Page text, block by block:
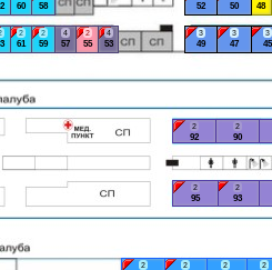
2
2
2
2
3
45
3
47
48
3
49
50
52
4
53
2
55
4
57
58
2
59
60
2
61
2
90
2
92
2
93
2
95